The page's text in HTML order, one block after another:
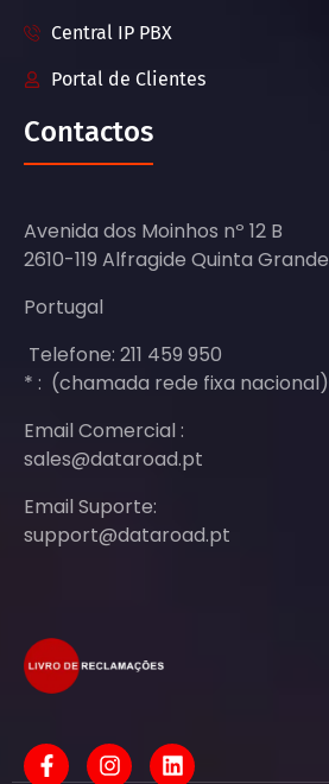
Central IP PBX
Portal de Clientes
Contactos
Avenida dos Moinhos nº 12 B
2610-119 Alfragide Quinta Grande
Portugal
Telefone: 211 459 950
* : (chamada rede fixa nacional)
Email Comercial :
sales@dataroad.pt
Email Suporte:
support@dataroad.pt